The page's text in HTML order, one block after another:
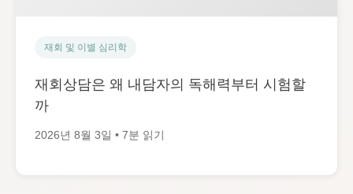
재회 및 이별 심리학
재회상담은 왜 내담자의 독해력부터 시험할
까
2026년 8월 3일 • 7분 읽기